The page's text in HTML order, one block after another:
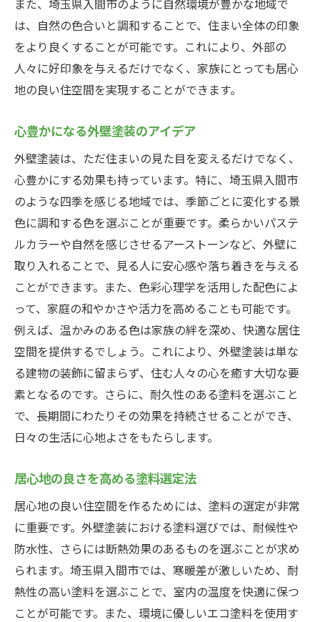
は、自然の色合いと調和することで、住まい全体の印象
をより良くすることが可能です。これにより、外部の
人々に好印象を与えるだけでなく、家族にとっても居心
地の良い住空間を実現することができます。
心豊かになる外壁塗装のアイデア
外壁塗装は、ただ住まいの見た目を変えるだけでなく、
心豊かにする効果も持っています。特に、埼玉県入間市
のような四季を感じる地域では、季節ごとに変化する景
色に調和する色を選ぶことが重要です。柔らかいパステ
ルカラーや自然を感じさせるアーストーンなど、外壁に
取り入れることで、見る人に安心感や落ち着きを与える
ことができます。また、色彩心理学を活用した配色によ
って、家庭の和やかさや活力を高めることも可能です。
例えば、温かみのある色は家族の絆を深め、快適な居住
空間を提供するでしょう。これにより、外壁塗装は単な
る建物の装飾に留まらず、住む人々の心を癒す大切な要
素となるのです。さらに、耐久性のある塗料を選ぶこと
で、長期間にわたりその効果を持続させることができ、
日々の生活に心地よさをもたらします。
居心地の良さを高める塗料選定法
居心地の良い住空間を作るためには、塗料の選定が非常
に重要です。外壁塗装における塗料選びでは、耐候性や
防水性、さらには断熱効果のあるものを選ぶことが求め
られます。埼玉県入間市では、寒暖差が激しいため、耐
熱性の高い塗料を選ぶことで、室内の温度を快適に保つ
ことが可能です。また、環境に優しいエコ塗料を使用す